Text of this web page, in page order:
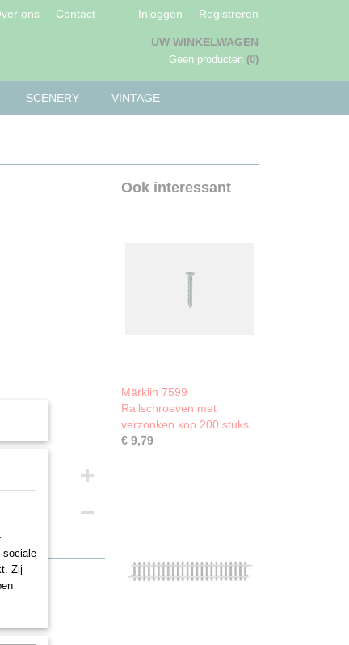
ons Contact Inloggen Registreren
UW WINKELWAGEN
Geen producten (0)
SCENERY VINTAGE
Ook interessant
Märklin 7599
Railschroeven met
verzonken kop 200 stuks
€ 9,79
sociale
Zij